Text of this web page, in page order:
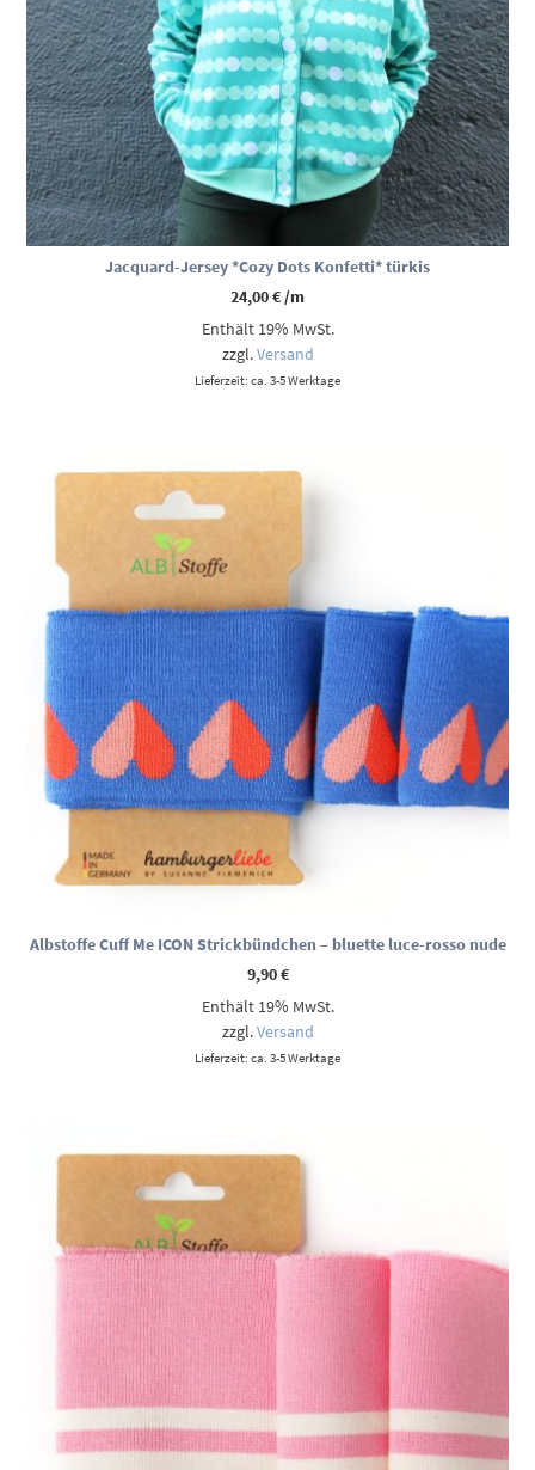
Jacquard-Jersey *Cozy Dots Konfetti* türkis
24,00€/m
Enthält 19% MwSt.
zzgl.Versand
Lieferzeit: ca. 3-5 Werktage
Albstoffe Cuff Me ICON Strickbündchen – bluette luce-rosso nude
9,90€
Enthält 19% MwSt.
zzgl.Versand
Lieferzeit: ca. 3-5 Werktage